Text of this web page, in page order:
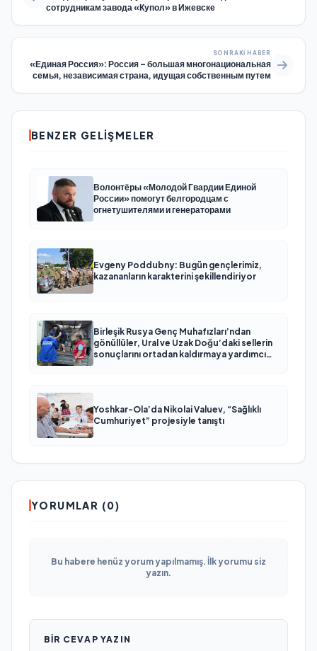
сотрудникам завода «Купол» в Ижевске
SONRAKI HABER
«Единая Россия»: Россия – большая многонациональная
семья, независимая страна, идущая собственным путем
BENZER GELIŞMELER
Волонтёры «Молодой Гвардии Единой
России» помогут белгородцам с
огнетушителями и генераторами
Evgeny Poddubny: Bugün gençlerimiz,
kazananların karakterini şekillendiriyor
Birleşik Rusya Genç Muhafızları’ndan
gönüllüler, Ural ve Uzak Doğu’daki sellerin
sonuçlarını ortadan kaldırmaya yardımcı
Yoshkar-Ola’da Nikolai Valuev, “Sağlıklı
Cumhuriyet” projesiyle tanıştı
YORUMLAR (0)
Bu habere henüz yorum yapılmamış. İlk yorumu siz
yazın.
BIR CEVAP YAZIN